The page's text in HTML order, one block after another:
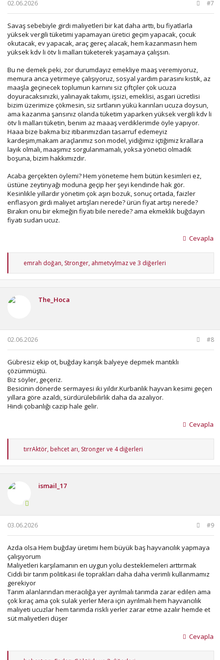
02.06.2026 #7
Savaş sebebiyle girdi maliyetleri bir kat daha arttı, bu fiyatlarla
yüksek vergili tüketimi yapamayan üretici geçim yapacak, çocuk
okutacak, ev yapacak, araç gereç alacak, hem kazanmasın hem
yüksek kdv li ötv li malları tüketerek yaşamaya çalışsın.
Bu ne demek peki, zor durumdayız emekliye maaş veremiyoruz,
memura anca yetirmeye çalışıyoruz, sosyal yardım parasını kıstık, az
maaşla geçinecek toplumun karnını siz çiftçiler çok ucuza
doyuracaksınızki, yalınayak takımı, işsizi, emeklisi, asgari ücretlisi
bizim üzerimize çökmesin, siz sırtlanın yükü karınları ucuza doysun,
ama kazanma şansınız olanda tüketim yaparken yüksek vergili kdv li
ötv li malları tüketin, benim az maaaş verdiklerimde öyle yapıyor.
Haaa bize bakma biz itibarımızdan tasarruf edemeyiz
kardeşim,makam araçlarımız son model, yidiğimiz içtiğimiz krallara
layık olmalı, maaşımız sorgulanmamalı, yoksa yönetici olmadık
boşuna, bizim hakkımızdır.
Acaba gerçekten öylemi? Hem yöneteme hem bütün kesimleri ez,
üstüne zeytinyağı moduna geçip her şeyi kendinde hak gör.
Kesinlikle yıllardır yönetim çok aşırı bozuk, sonuç ortada, faizler
enflasyon girdi maliyet artışları nerede? ürün fiyat artışı nerede?
Bırakın onu bir ekmeğin fiyatı bile nerede? ama ekmeklik buğdayın
fiyatı sudan ucuz.
Cevapla
T
p
emrah doğan, Stronger, ahmetvylmazve 3 diğerleri
The_Hoca
02.06.2026 #8
Gübresiz ekip ot, buğday karışık balyeye depmek mantıklı
çözümmüştü.
Biz söyler, geçeriz.
Besicinin dönerde sermayesi iki yıldır.Kurbanlık hayvan kesimi geçen
yıllara göre azaldı, sürdürülebilirlik daha da azalıyor.
Hindi çobanlığı cazip hale gelir.
Cevapla
T
p
tırrAktör,behcet arı, Strongerve 4 diğerleri
ismail_17
03.06.2026 #9
Azda olsa Hem buğday üretimi hem büyük baş hayvancılık yapmaya
çalışıyorum
Maliyetleri karşılamanın en uygun yolu desteklemeleri arttırmak
Ciddi bir tarım politikasi ile toprakları daha daha verimli kullanmamız
gerekiyor
Tarım alanlarından meracılığa yer ayrılmalı tarımda zarar edilen ama
çok kıraç ama çok sulak yerler Mera için ayrılmalı hem hayvancılık
maliyeti ucuzlar hem tarımda riskli yerler zarar etme azalır hemde et
süt maliyetleri düşer
Cevapla